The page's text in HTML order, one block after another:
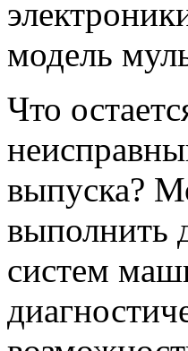
модель
Что
выпуска?
выполнить
систем